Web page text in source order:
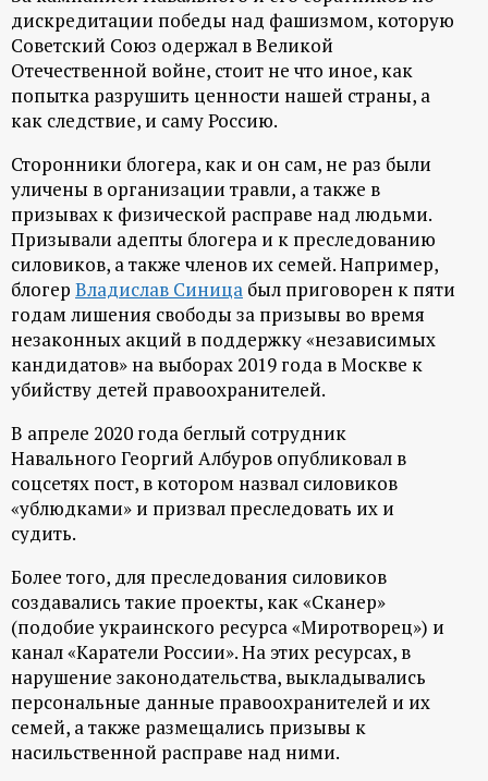
дискредитации победы над фашизмом, которую
Советский Союз одержал в Великой
Отечественной войне, стоит не что иное, как
попытка разрушить ценности нашей страны, а
как следствие, и саму Россию.
Сторонники блогера, как и он сам, не раз были
уличены в организации травли, а также в
призывах к физической расправе над людьми.
Призывали адепты блогера и к преследованию
силовиков, а также членов их семей. Например,
блогер Владислав Синица был приговорен к пяти
годам лишения свободы за призывы во время
незаконных акций в поддержку «независимых
кандидатов» на выборах 2019 года в Москве к
убийству детей правоохранителей.
В апреле 2020 года беглый сотрудник
Навального Георгий Албуров опубликовал в
соцсетях пост, в котором назвал силовиков
«ублюдками» и призвал преследовать их и
судить.
Более того, для преследования силовиков
создавались такие проекты, как «Сканер»
(подобие украинского ресурса «Миротворец») и
канал «Каратели России». На этих ресурсах, в
нарушение законодательства, выкладывались
персональные данные правоохранителей и их
семей, а также размещались призывы к
насильственной расправе над ними.